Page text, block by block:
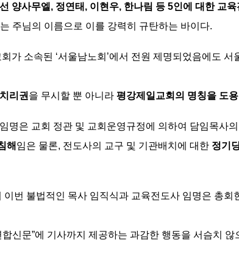
양사무엘, 정연태, 이현우, 한나림 등 5인에 대한 교육
주님의 이름으로 이를 강력히 규탄하는 바이다.
가 소속된 ‘서울남노회’에서 전원 제명되었음에도
리권 을 무시할 뿐 아니라 평강제일교회의 명칭을 도
명은 교회 정관 및 교회운영규정에 의하여 담임목사
해 임은 물론, 전도사의 교구 및 기관배치에 대한 정기
이번 불법적인 목사 임직식과 교육전도사 임명은 총회
합신문”에 기사까지 제공하는 과감한 행동을 서슴치 않